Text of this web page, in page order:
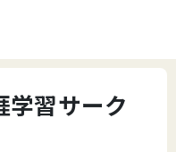
学習サーク